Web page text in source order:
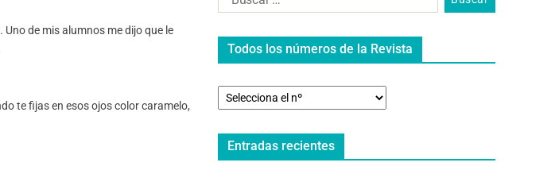
de mis alumnos me dijo que le
te fijas en esos ojos color caramelo,
Todos los números de la Revista
Entradas recientes